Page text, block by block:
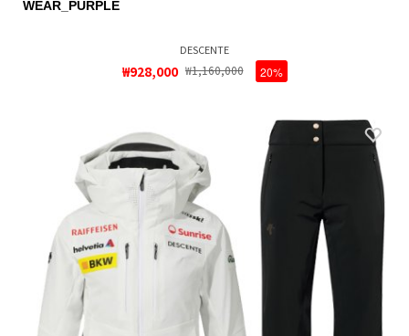
WEAR_PURPLE
DESCENTE
₩928,000 ₩1,160,000 20%